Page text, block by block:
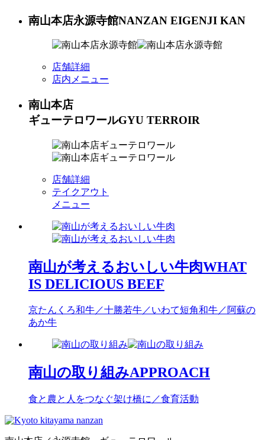
南山本店永源寺館NANZAN EIGENJI KAN
店舗詳細
店内メニュー
南山本店
ギューテロワールGYU TERROIR
店舗詳細
テイクアウト
メニュー
南山が考えるおいしい牛肉WHAT
IS DELICIOUS BEEF
京たんくろ和牛／十勝若牛／いわて短角和牛／阿蘇の
あか牛
南山の取り組みAPPROACH
食と農と人をつなぐ架け橋に／食育活動